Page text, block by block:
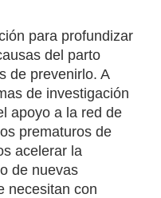
para profundizar
del parto
de prevenirlo. A
de investigación
apoyo a la red de
prematuros de
acelerar la
de nuevas
necesitan con